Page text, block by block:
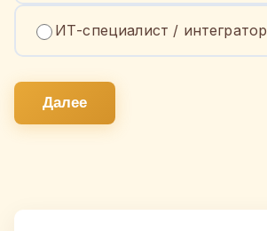
ИТ-специалист / интегратор
Далее